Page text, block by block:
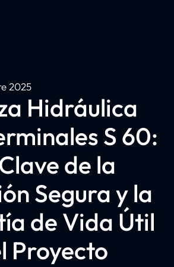
2025
Hidráulica
S 60:
de la
Segura y la
de Vida Útil
Proyecto